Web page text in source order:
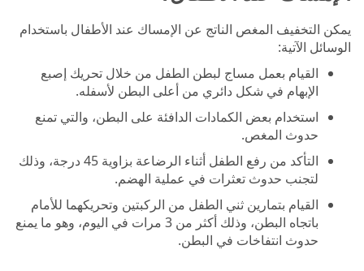
يمكن التخفيف المغص الناتج عن الإمساك عند الأطفال باستخدام
الوسائل الآتية:
القيام بعمل مساج لبطن الطفل من خلال تحريك إصبع
الإبهام في شكل دائري من أعلى البطن لأسفله.
استخدام بعض الكمادات الدافئة على البطن، والتي تمنع
حدوث المغص.
التأكد من رفع الطفل أثناء الرضاعة بزاوية 45 درجة، وذلك
لتجنب حدوث تعثرات في عملية الهضم.
القيام بتمارين ثني الطفل من الركبتين وتحريكهما للأمام
باتجاه البطن، وذلك أكثر من 3 مرات في اليوم، وهو ما يمنع
حدوث انتفاخات في البطن.